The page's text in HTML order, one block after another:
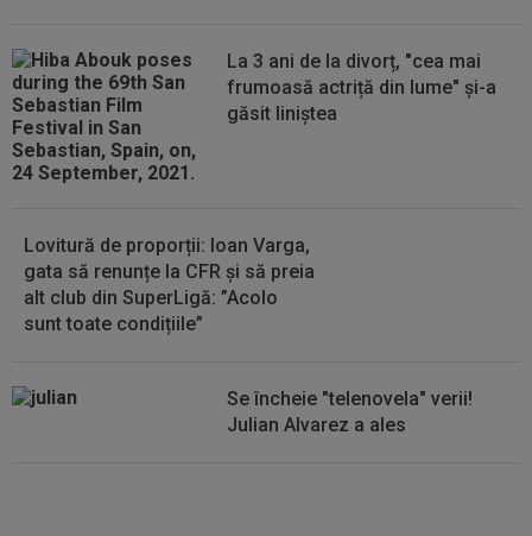
15:18 FOTO
Paula Badosa a îngrijorat pe toată
lumea cu imaginile postate, iar a doua zi a...
15:17 OFICIAL
Ionuț Radu va avea concurență
serioasă! Celta Vigo a oficializat transferul de...
La 3 ani de la divorț, "cea mai
frumoasă actriță din lume" și-a
găsit liniștea
Lovitură de proporții: Ioan Varga,
gata să renunțe la CFR și să preia
alt club din SuperLigă: ”Acolo
sunt toate condițiile”
Se încheie "telenovela" verii!
Julian Alvarez a ales